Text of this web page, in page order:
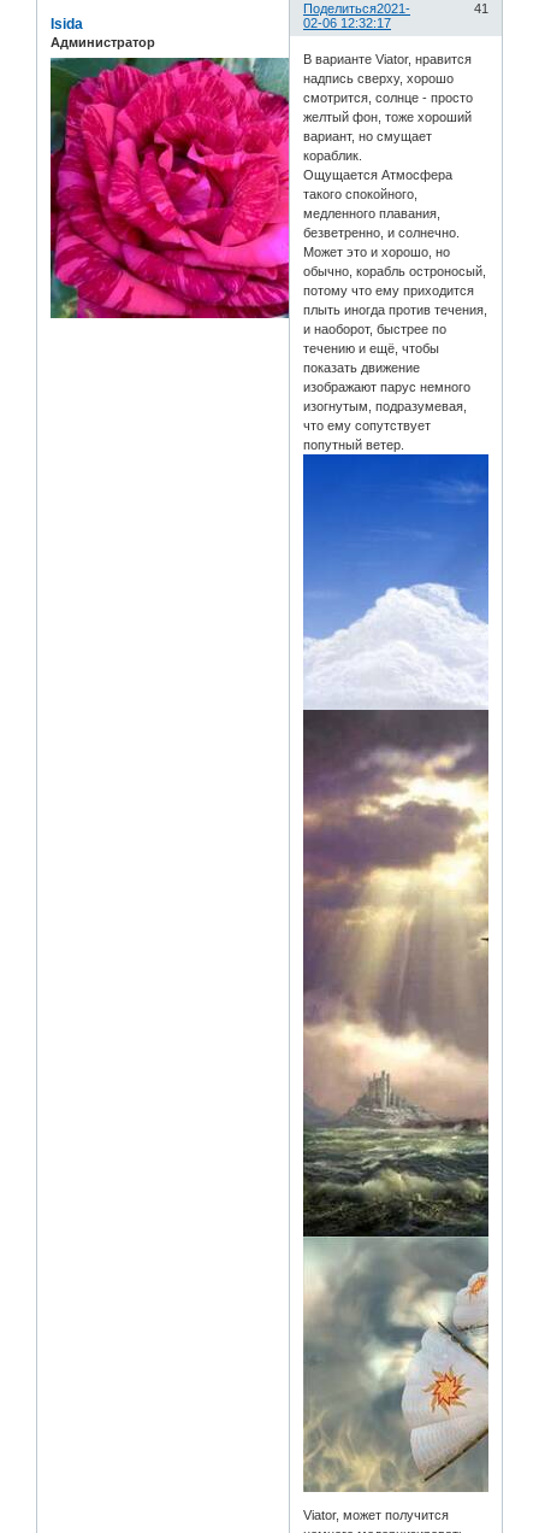
Поделиться 41
2021-
02-06 12:32:17
Isida
Администратор
В варианте Viator, нравится
надпись сверху, хорошо
смотрится, солнце - просто
желтый фон, тоже хороший
вариант, но смущает
кораблик.
Ощущается Атмосфера
такого спокойного,
медленного плавания,
безветренно, и солнечно.
Может это и хорошо, но
обычно, корабль остроносый,
потому что ему приходится
плыть иногда против течения,
и наоборот, быстрее по
течению и ещё, чтобы
показать движение
изображают парус немного
изогнутым, подразумевая,
что ему сопутствует
попутный ветер.
Viator, может получится